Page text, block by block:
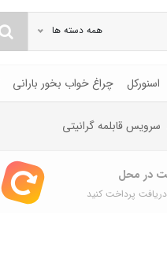
همه دسته ها
اسنورکل چراغ خواب بخور بارانی
سرویس قابلمه گرانیتی
در محل
پرداخت کنید